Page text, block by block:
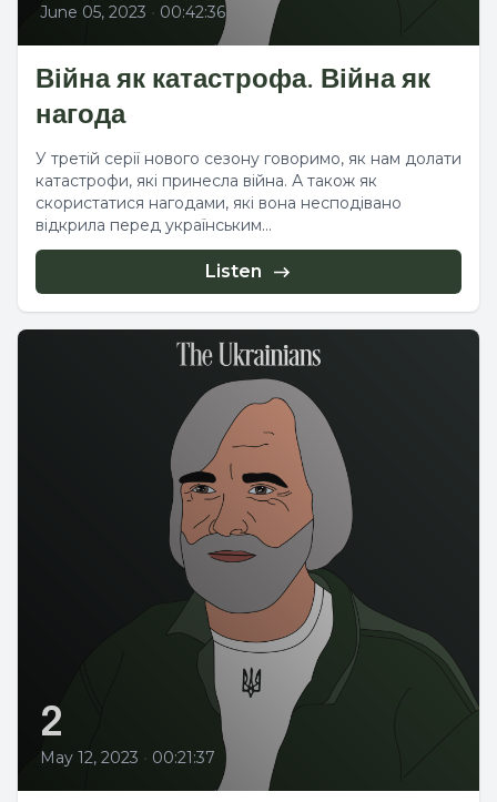
June 05, 2023 • 00:42:36
Війна як катастрофа. Війна як
нагода
У третій серії нового сезону говоримо, як нам долати
катастрофи, які принесла війна. А також як
скористатися нагодами, які вона несподівано
відкрила перед українським...
Listen
2
May 12, 2023 • 00:21:37